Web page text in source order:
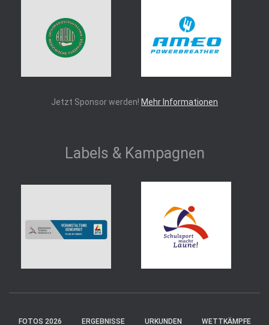
Jetzt Sponsor werden! Mehr Informationen
Labels & Kampagnen
FOTOS 2026 ERGEBNISSE URKUNDEN WETTKÄMPFE